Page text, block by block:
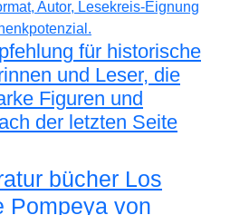
für historische
und Leser, die
Figuren und
der letzten Seite
bücher Los
Pompeya von